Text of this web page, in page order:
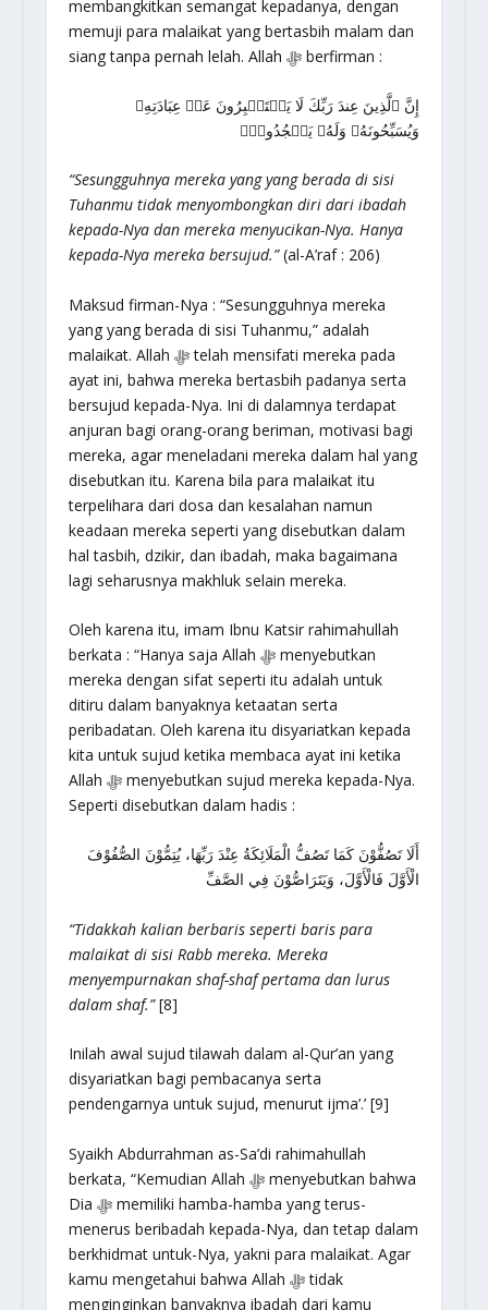
membangkitkan semangat kepadanya, dengan
memuji para malaikat yang bertasbih malam dan
siang tanpa pernah lelah. Allah ﷻ berfirman :
إِنَّ ٱلَّذِينَ عِندَ رَبِّكَ لَا يَسۡتَكۡبِرُونَ عَنۡ عِبَادَتِهِۦ
وَيُسَبِّحُونَهُۥ وَلَهُۥ يَسۡجُدُونَۤ
“Sesungguhnya mereka yang yang berada di sisi
Tuhanmu tidak menyombongkan diri dari ibadah
kepada-Nya dan mereka menyucikan-Nya. Hanya
kepada-Nya mereka bersujud.”(al-A’raf : 206)
Maksud firman-Nya : “Sesungguhnya mereka
yang yang berada di sisi Tuhanmu,” adalah
malaikat. Allah ﷻ telah mensifati mereka pada
ayat ini, bahwa mereka bertasbih padanya serta
bersujud kepada-Nya. Ini di dalamnya terdapat
anjuran bagi orang-orang beriman, motivasi bagi
mereka, agar meneladani mereka dalam hal yang
disebutkan itu. Karena bila para malaikat itu
terpelihara dari dosa dan kesalahan namun
keadaan mereka seperti yang disebutkan dalam
hal tasbih, dzikir, dan ibadah, maka bagaimana
lagi seharusnya makhluk selain mereka.
Oleh karena itu, imam Ibnu Katsir rahimahullah
berkata : “Hanya saja Allah ﷻ menyebutkan
mereka dengan sifat seperti itu adalah untuk
ditiru dalam banyaknya ketaatan serta
peribadatan. Oleh karena itu disyariatkan kepada
kita untuk sujud ketika membaca ayat ini ketika
Allah ﷻ menyebutkan sujud mereka kepada-Nya.
Seperti disebutkan dalam hadis :
أَلَا تَصُفُّوْنَ كَمَا تَصُفُّ الْمَلَائِكَةُ عِنْدَ رَبِّهَا، يُتِمُّوْنَ الصُّفُوْفَ
الْأَوَّلَ فَالْأَوَّلَ، وَيَتَرَاصُّوْنَ فِي الصَّفِّ
“Tidakkah kalian berbaris seperti baris para
malaikat di sisi Rabb mereka. Mereka
menyempurnakan shaf-shaf pertama dan lurus
dalam shaf.”[8]
Inilah awal sujud tilawah dalam al-Qur’an yang
disyariatkan bagi pembacanya serta
pendengarnya untuk sujud, menurut ijma’.’ [9]
Syaikh Abdurrahman as-Sa’di rahimahullah
berkata, “Kemudian Allah ﷻ menyebutkan bahwa
Dia ﷻ memiliki hamba-hamba yang terus-
menerus beribadah kepada-Nya, dan tetap dalam
berkhidmat untuk-Nya, yakni para malaikat. Agar
kamu mengetahui bahwa Allah ﷻ tidak
menginginkan banyaknya ibadah dari kamu